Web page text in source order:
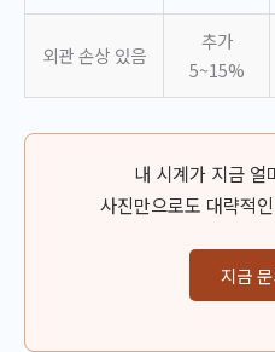
외관 손상 있음
추가
5~15%
내 시계가 지금 얼
사진만으로도 대략적
지금